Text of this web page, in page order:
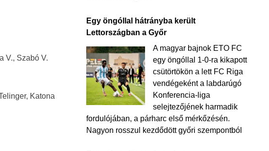
V., Szabó V.
Katona
Egy öngóllal hátrányba került
Lettországban a Győr
A magyar bajnok ETO FC
egy öngóllal 1-0-ra kikapott
csütörtökön a lett FC Riga
vendégeként a labdarúgó
Konferencia-liga
selejtezőjének harmadik
fordulójában, a párharc első mérkőzésén.
Nagyon rosszul kezdődött győri szempontból